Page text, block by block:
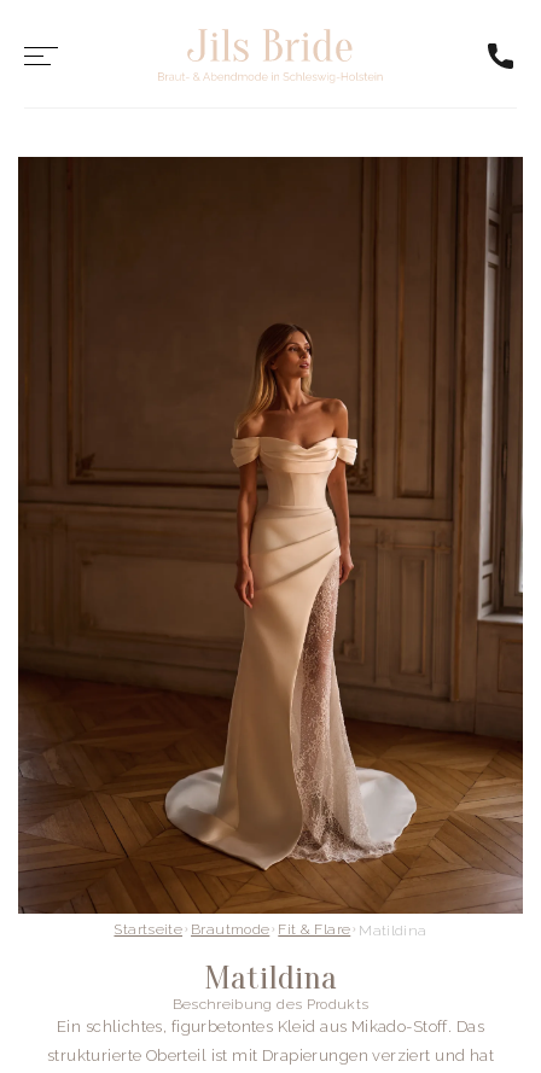
Startseite Brautmode Fit & Flare Matildina
Matildina
Beschreibung des Produkts
Ein schlichtes, figurbetontes Kleid aus Mikado-Stoff. Das
strukturierte Oberteil ist mit Drapierungen verziert und hat